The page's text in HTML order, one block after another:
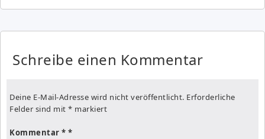
Schreibe einen Kommentar
Deine E-Mail-Adresse wird nicht veröffentlicht. Erforderliche
Felder sind mit * markiert
Kommentar *